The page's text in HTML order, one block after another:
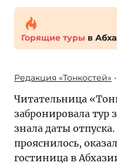
Горящие туры в
Редакция «Тонкостей»
Читательница
забронировала тур
знала даты отпуска.
прояснилось,
гостиница в